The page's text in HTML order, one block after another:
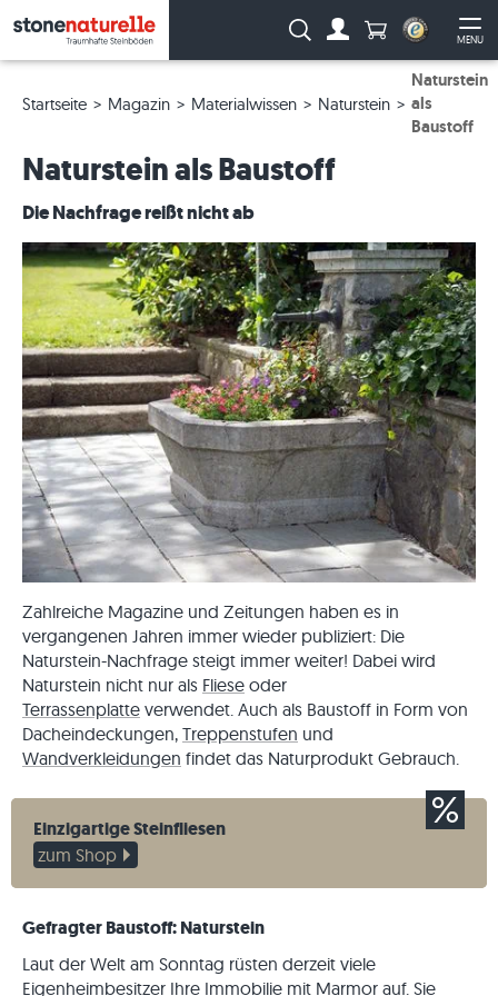
MENU
Suche: Anzahl
Startseite Magazin Materialwissen Naturstein
Naturstein
als
Baustoff
Naturstein als Baustoff
Die Nachfrage reißt nicht ab
Zahlreiche Magazine und Zeitungen haben es in
vergangenen Jahren immer wieder publiziert: Die
Naturstein-Nachfrage steigt immer weiter! Dabei wird
Naturstein nicht nur als Fliese oder
Terrassenplatte verwendet. Auch als Baustoff in Form von
Dacheindeckungen, Treppenstufen und
Wandverkleidungen findet das Naturprodukt Gebrauch.
Einzigartige Steinfliesen
zum Shop
Gefragter Baustoff: Naturstein
Laut der Welt am Sonntag rüsten derzeit viele
Eigenheimbesitzer Ihre Immobilie mit Marmor auf. Sie